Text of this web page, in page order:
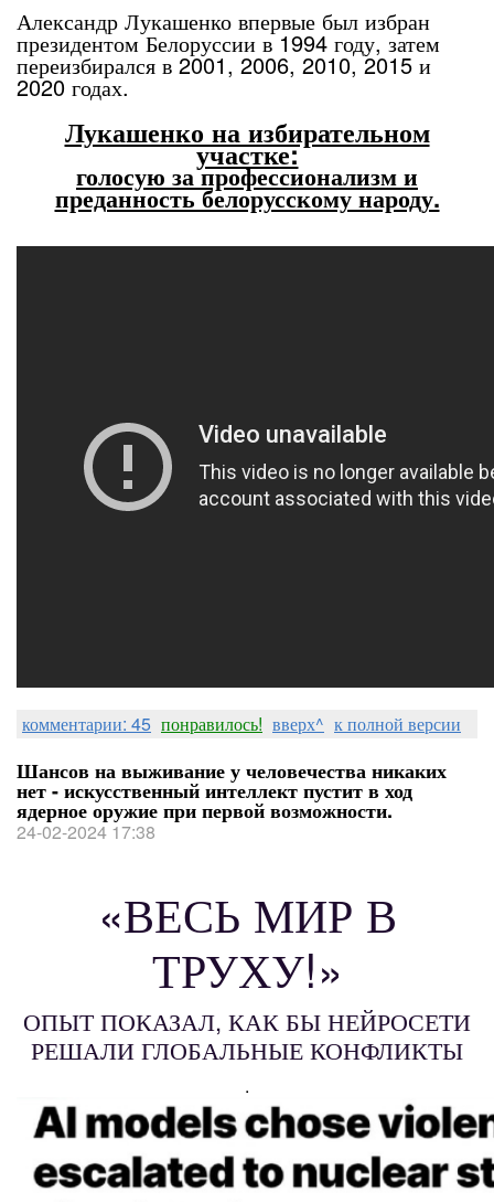
Александр Лукашенко впервые был избран
президентом Белоруссии в 1994 году, затем
переизбирался в 2001, 2006, 2010, 2015 и
2020 годах.
Лукашенко на избирательном
участке:
голосую за профессионализм и
преданность белорусскому народу.
комментарии: 45 понравилось! вверх^ к полной версии
Шансов на выживание у человечества никаких
нет - искусственный интеллект пустит в ход
ядерное оружие при первой возможности.
24-02-2024 17:38
«ВЕСЬ МИР В
ТРУХУ!»
ОПЫТ ПОКАЗАЛ, КАК БЫ НЕЙРОСЕТИ
РЕШАЛИ ГЛОБАЛЬНЫЕ КОНФЛИКТЫ
.